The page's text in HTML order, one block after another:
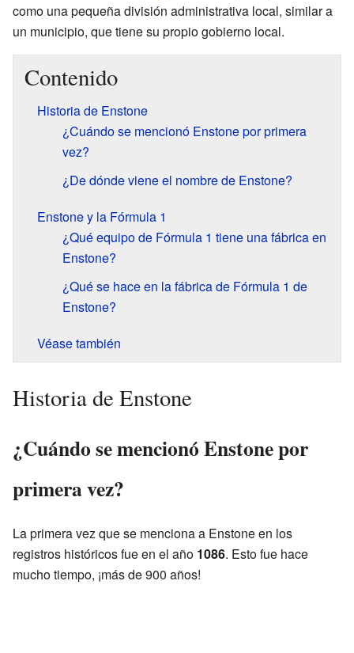
como una pequeña división administrativa local, similar a
un municipio, que tiene su propio gobierno local.
Contenido
Historia de Enstone
¿Cuándo se mencionó Enstone por primera
vez?
¿De dónde viene el nombre de Enstone?
Enstone y la Fórmula 1
¿Qué equipo de Fórmula 1 tiene una fábrica en
Enstone?
¿Qué se hace en la fábrica de Fórmula 1 de
Enstone?
Véase también
Historia de Enstone
¿Cuándo se mencionó Enstone por
primera vez?
La primera vez que se menciona a Enstone en los
registros históricos fue en el año 1086. Esto fue hace
mucho tiempo, ¡más de 900 años!